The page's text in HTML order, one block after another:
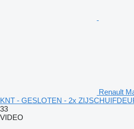
Renault
KNT - GESLOTEN - 2x
33
VIDEO